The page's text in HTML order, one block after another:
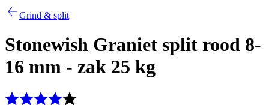
Grind & split
Stonewish Graniet split rood 8-
16 mm - zak 25 kg